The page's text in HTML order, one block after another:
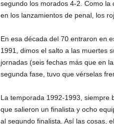
segundo los morados 4-2. Como
en los lanzamientos de penal, los
En esa década del 70 entraron en
1991, dimos el salto a las muertes
jornadas (seis fechas más que en
segunda fase, tuvo que vérselas
La temporada 1992-1993, siempre
que salieron un finalista y ocho
al segundo finalista. Así las cosas,